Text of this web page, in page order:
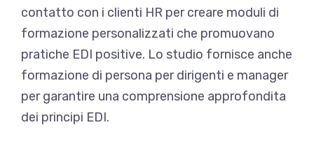
contatto con i clienti HR per creare moduli di
formazione personalizzati che promuovano
pratiche EDI positive. Lo studio fornisce anche
formazione di persona per dirigenti e manager
per garantire una comprensione approfondita
dei principi EDI.